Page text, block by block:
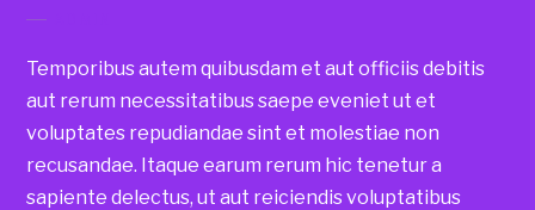
Temporibus autem quibusdam et aut officiis debitis
aut rerum necessitatibus saepe eveniet ut et
voluptates repudiandae sint et molestiae non
recusandae. Itaque earum rerum hic tenetur a
sapiente delectus, ut aut reiciendis voluptatibus